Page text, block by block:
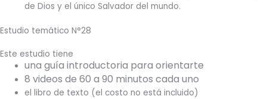
de Dios y el único Salvador del mundo.
Estudio temático N°28
Este estudio tiene
una guía introductoria para orientarte
8 videos de 60 a 90 minutos cada uno
el libro de texto (el costo no está incluido)